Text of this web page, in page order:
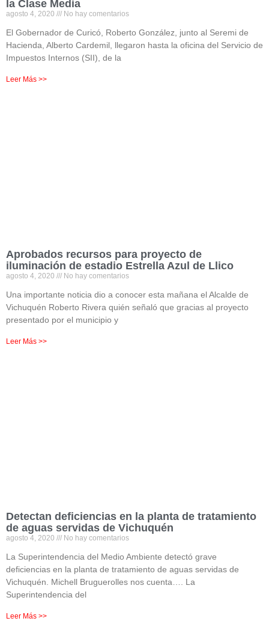
la Clase Media
agosto 4, 2020 No hay comentarios
El Gobernador de Curicó, Roberto González, junto al Seremi de
Hacienda, Alberto Cardemil, llegaron hasta la oficina del Servicio de
Impuestos Internos (SII), de la
Leer Más >>
Aprobados recursos para proyecto de
iluminación de estadio Estrella Azul de Llico
agosto 4, 2020 No hay comentarios
Una importante noticia dio a conocer esta mañana el Alcalde de
Vichuquén Roberto Rivera quién señaló que gracias al proyecto
presentado por el municipio y
Leer Más >>
Detectan deficiencias en la planta de tratamiento
de aguas servidas de Vichuquén
agosto 4, 2020 No hay comentarios
La Superintendencia del Medio Ambiente detectó grave
deficiencias en la planta de tratamiento de aguas servidas de
Vichuquén. Michell Bruguerolles nos cuenta…. La
Superintendencia del
Leer Más >>